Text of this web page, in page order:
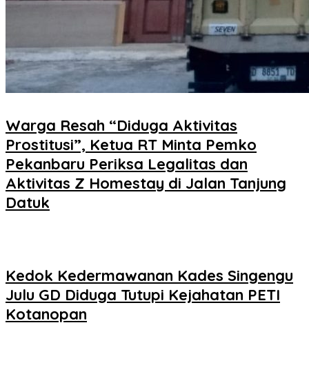
Warga Resah “Diduga Aktivitas
Prostitusi”, Ketua RT Minta Pemko
Pekanbaru Periksa Legalitas dan
Aktivitas Z Homestay di Jalan Tanjung
Datuk
Kedok Kedermawanan Kades Singengu
Julu GD Diduga Tutupi Kejahatan PETI
Kotanopan